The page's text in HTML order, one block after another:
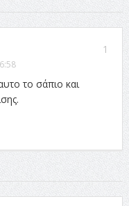
1
το σάπιο και